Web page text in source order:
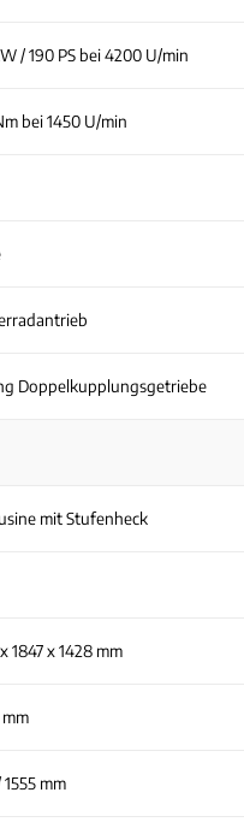
/ 190 PS bei 4200 U/min
bei 1450 U/min
Doppelkupplungsgetriebe
mit Stufenheck
1847 x 1428 mm
1555 mm